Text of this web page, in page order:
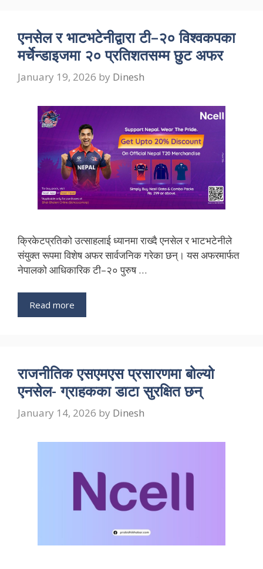
एनसेल र भाटभटेनीद्वारा टी–२० विश्वकपका
मर्चेन्डाइजमा २० प्रतिशतसम्म छुट अफर
January 19, 2026 by Dinesh
क्रिकेटप्रतिको उत्साहलाई ध्यानमा राख्दै एनसेल र भाटभटेनीले
संयुक्त रूपमा विशेष अफर सार्वजनिक गरेका छन्। यस अफरमार्फत
नेपालको आधिकारिक टी–२० पुरुष …
Read more
राजनीतिक एसएमएस प्रसारणमा बोल्यो
एनसेल- ग्राहकका डाटा सुरक्षित छन्
January 14, 2026 by Dinesh